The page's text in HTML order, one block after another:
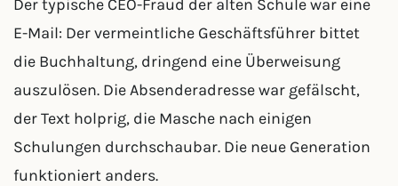
Der typische CEO-Fraud der alten Schule war eine
E-Mail: Der vermeintliche Geschäftsführer bittet
die Buchhaltung, dringend eine Überweisung
auszulösen. Die Absenderadresse war gefälscht,
der Text holprig, die Masche nach einigen
Schulungen durchschaubar. Die neue Generation
funktioniert anders.